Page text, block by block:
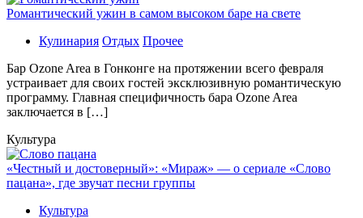
Романтический ужин в самом высоком баре на свете
Кулинария Отдых Прочее
Бaр Ozone Area в Гонконге на протяжении всего февраля
устраивает для своих гостей эксклюзивную романтическую
программу. Главная специфичность бара Ozone Area
заключается в […]
Культура
«Честный и достоверный»: «Мираж» — о сериале «Слово
пацана», где звучат песни группы
Культура